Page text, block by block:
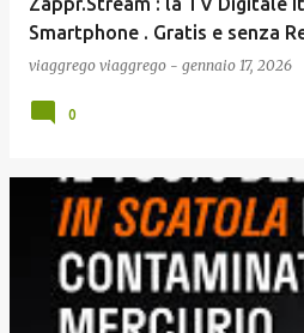
Smartphone . Gratis e senza
viaggrego viaggrego - gennaio 17, 2026
0